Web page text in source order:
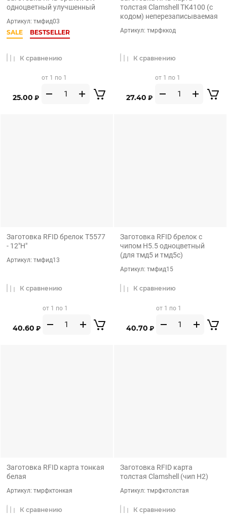
одноцветный улучшенный
Артикул: тмфид03
SALE BESTSELLER
25.00 ₽
от 1 по 1
К сравнению
толстая Clamshell ТК4100 (с
кодом) неперезаписываемая
Артикул: тмрфккод
27.40 ₽
от 1 по 1
К сравнению
Заготовка RFID брелок Т5577
- 12"H"
Артикул: тмфид13
40.60 ₽
от 1 по 1
К сравнению
Заготовка RFID брелок с
чипом H5.5 одноцветный
(для тмд5 и тмд5с)
Артикул: тмфид15
40.70 ₽
от 1 по 1
К сравнению
Заготовка RFID карта тонкая
белая
Артикул: тмрфктонкая
К сравнению
Заготовка RFID карта
толстая Clamshell (чип H2)
Артикул: тмрфктолстая
К сравнению